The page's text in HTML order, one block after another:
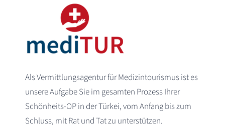
Als Vermittlungsagentur für Medizintourismus ist es
unsere Aufgabe Sie im gesamten Prozess Ihrer
Schönheits-OP in der Türkei, vom Anfang bis zum
Schluss, mit Rat und Tat zu unterstützen.